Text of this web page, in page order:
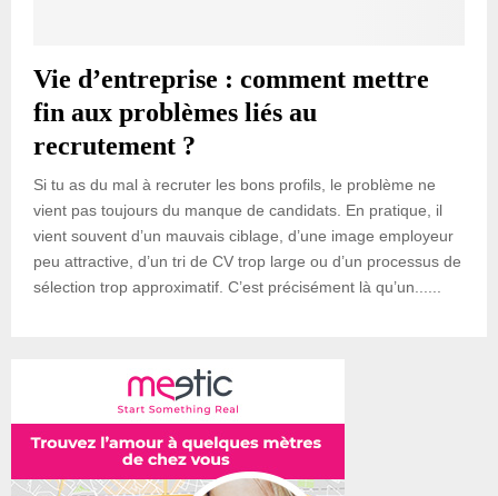
Vie d’entreprise : comment mettre
fin aux problèmes liés au
recrutement ?
Si tu as du mal à recruter les bons profils, le problème ne
vient pas toujours du manque de candidats. En pratique, il
vient souvent d’un mauvais ciblage, d’une image employeur
peu attractive, d’un tri de CV trop large ou d’un processus de
sélection trop approximatif. C’est précisément là qu’un......